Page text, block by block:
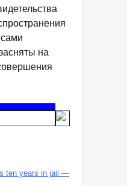
на
ten years in jail —